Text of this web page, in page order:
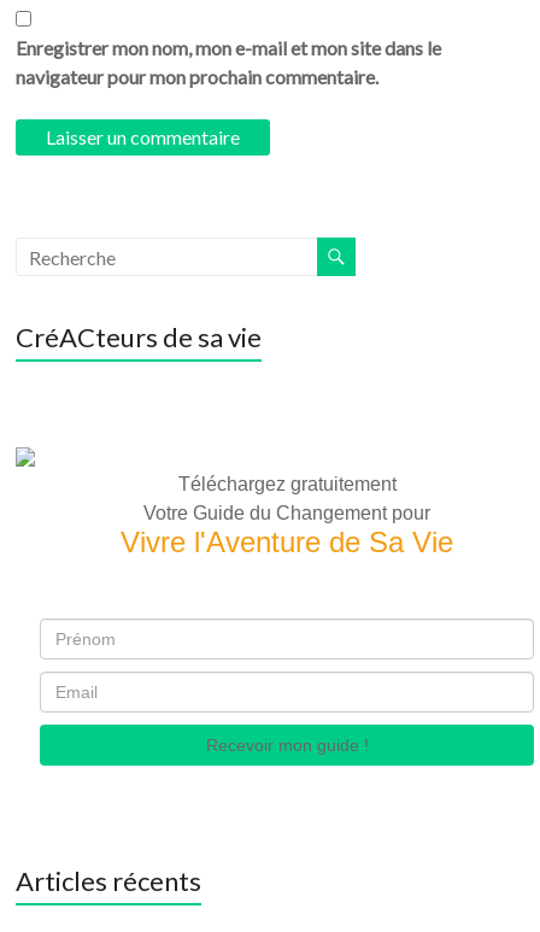
Enregistrer mon nom, mon e-mail et mon site dans le
navigateur pour mon prochain commentaire.
CréACteurs de sa vie
Téléchargez gratuitement
Votre Guide du Changement pour
Vivre l'Aventure de Sa Vie
Recevoir mon guide !
Articles récents